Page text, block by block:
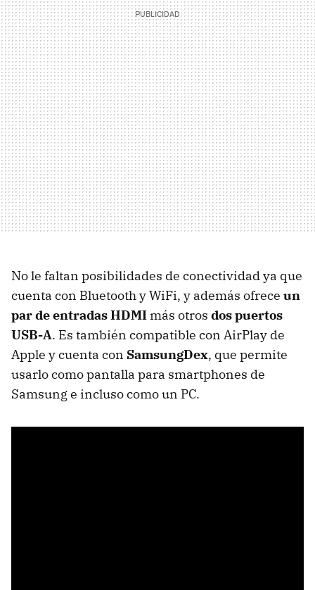
No le faltan posibilidades de conectividad ya que
cuenta con Bluetooth y WiFi, y además ofrece un
par de entradas HDMI más otros dos puertos
USB-A. Es también compatible con AirPlay de
Apple y cuenta con SamsungDex, que permite
usarlo como pantalla para smartphones de
Samsung e incluso como un PC.